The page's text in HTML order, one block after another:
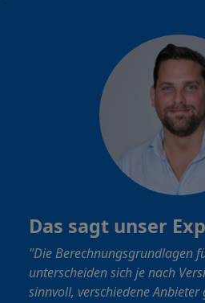
Das sagt unser
"Die Berechnungsgrundlagen
unterscheiden sich je nach
sinnvoll, verschiedene